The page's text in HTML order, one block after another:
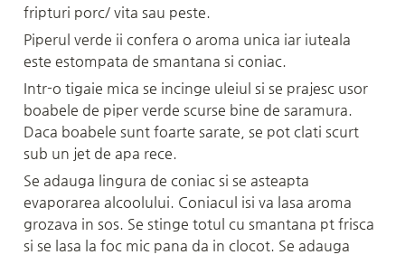
fripturi porc/ vita sau peste.
Piperul verde ii confera o aroma unica iar iuteala
este estompata de smantana si coniac.
Intr-o tigaie mica se incinge uleiul si se prajesc usor
boabele de piper verde scurse bine de saramura.
Daca boabele sunt foarte sarate, se pot clati scurt
sub un jet de apa rece.
Se adauga lingura de coniac si se asteapta
evaporarea alcoolului. Coniacul isi va lasa aroma
grozava in sos. Se stinge totul cu smantana pt frisca
si se lasa la foc mic pana da in clocot. Se adauga